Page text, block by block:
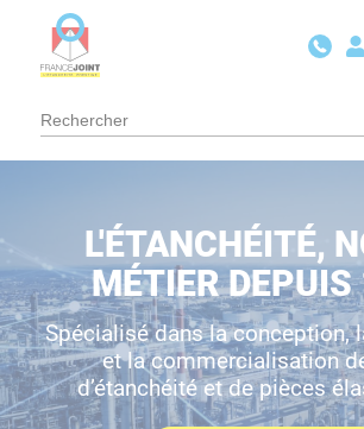
L'ÉTANCHÉITÉ,
MÉTIER
Spécialisé dans la conception,
et la commercialisation
d’étanchéité et de pièces
Panneau de gestion des cookies